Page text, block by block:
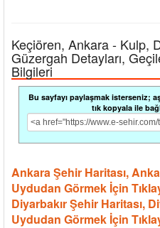
Keçiören, Ankara - Kulp,
Güzergah Detayları,
Bilgileri
Bu sayfayı paylaşmak isterseniz;
tık kopyala ile
Ankara Şehir Haritası,
Uydudan Görmek İçin
Diyarbakır Şehir Haritası,
Uydudan Görmek İçin